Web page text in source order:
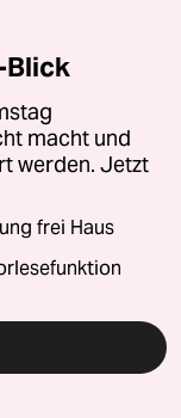
Blick
macht und
werden. Jetzt
frei Haus